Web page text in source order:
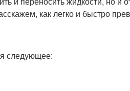
как легко и быстро
следующее: